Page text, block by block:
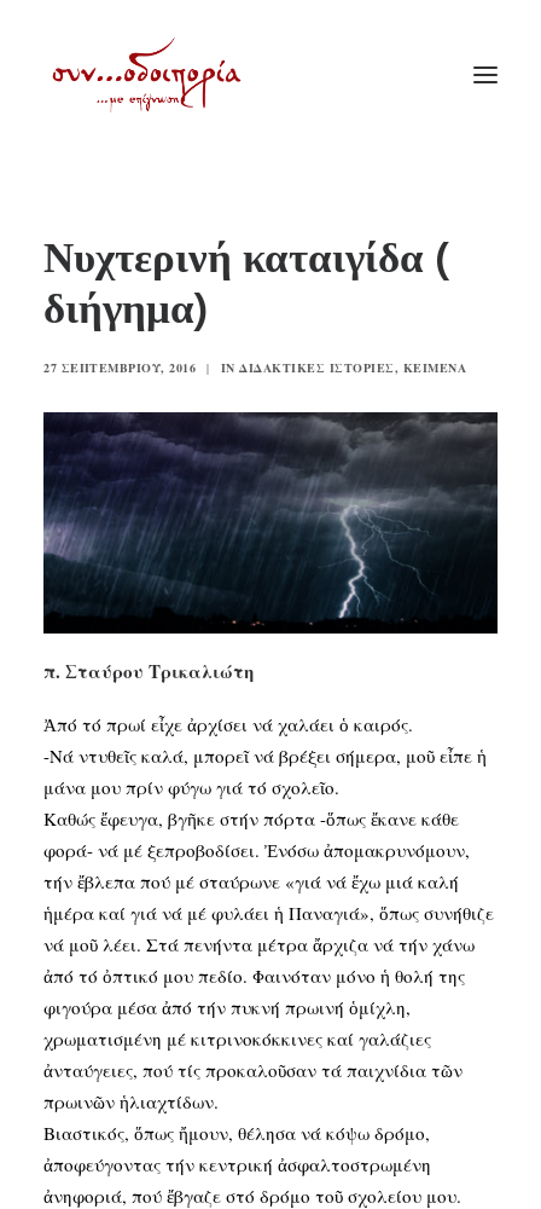
ΘΕΜΑΤΟΛΟΓΙΑ
ΑΝΑΚΟΙΝΩΣΕΙΣ
VIDEO
ΠΑΛΑΙΑ ΣΥΝΟΔΟΙΠΟΡΙΑ
ΕΠΙΚΟΙΝΩΝΙΑ
SEARCH
Νυχτερινή καταιγίδα (
διήγημα)
27 ΣΕΠΤΕΜΒΡΊΟΥ, 2016 | IN ΔΙΔΑΚΤΙΚΈΣ ΙΣΤΟΡΊΕΣ, ΚΕΊΜΕΝΑ
π. Σταύρου Τρικαλιώτη
Ἀπό τό πρωί εἶχε ἀρχίσει νά χαλάει ὁ καιρός.
-Νά ντυθεῖς καλά, μπορεῖ νά βρέξει σήμερα, μοῦ εἶπε ἡ
μάνα μου πρίν φύγω γιά τό σχολεῖο.
Καθώς ἔφευγα, βγῆκε στήν πόρτα -ὅπως ἔκανε κάθε
φορά- νά μέ ξεπροβοδίσει. Ἐνόσω ἀπομακρυνόμουν,
τήν ἔβλεπα πού μέ σταύρωνε «γιά νά ἔχω μιά καλή
ἡμέρα καί γιά νά μέ φυλάει ἡ Παναγιά», ὅπως συνήθιζε
νά μοῦ λέει. Στά πενήντα μέτρα ἄρχιζα νά τήν χάνω
ἀπό τό ὀπτικό μου πεδίο. Φαινόταν μόνο ἡ θολή της
φιγούρα μέσα ἀπό τήν πυκνή πρωινή ὁμίχλη,
χρωματισμένη μέ κιτρινοκόκκινες καί γαλάζιες
ἀνταύγειες, πού τίς προκαλοῦσαν τά παιχνίδια τῶν
πρωινῶν ἡλιαχτίδων.
Βιαστικός, ὅπως ἤμουν, θέλησα νά κόψω δρόμο,
ἀποφεύγοντας τήν κεντρική ἀσφαλτοστρωμένη
ἀνηφοριά, πού ἔβγαζε στό δρόμο τοῦ σχολείου μου.